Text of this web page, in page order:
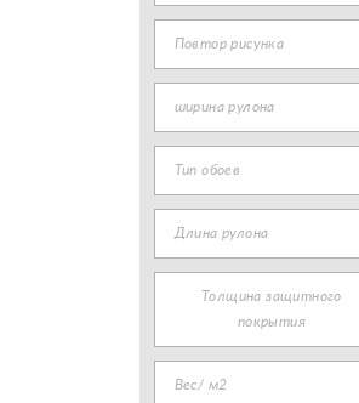
Повтор рисунка
ширина рулона
Тип обоев
Длина рулона
Толщина защитного
покрытия
Вес/ м2